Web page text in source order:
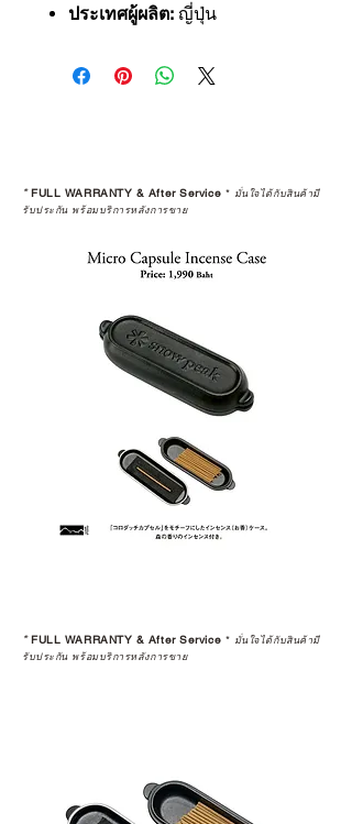
ประเทศผู้ผลิต: ญี่ปุ่น
*FULL WARRANTY & After Service * มั่นใจได้กับสินค้ามี
รับประกัน พร้อมบริการหลังการขาย
*FULL WARRANTY & After Service * มั่นใจได้กับสินค้ามี
รับประกัน พร้อมบริการหลังการขาย